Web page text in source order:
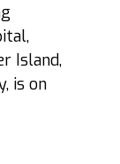
Island,
is on